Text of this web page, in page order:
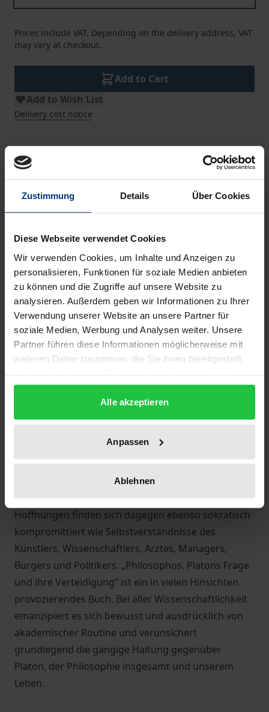
Zustimmung Details Über Cookies
Diese Webseite verwendet Cookies
Wir verwenden Cookies, um Inhalte und Anzeigen zu
personalisieren, Funktionen für soziale Medien anbieten
zu können und die Zugriffe auf unsere Website zu
analysieren. Außerdem geben wir Informationen zu Ihrer
Verwendung unserer Website an unsere Partner für
soziale Medien, Werbung und Analysen weiter. Unsere
Partner führen diese Informationen möglicherweise mit
weiteren Daten zusammen, die Sie ihnen bereitgestellt
gesammelt haben.
Alle akzeptieren
Anpassen
Ablehnen
Prices include VAT. Depending on the delivery address, VAT
may vary at checkout.
Add to Cart
Add to Wish List
Delivery cost notice
Description
Wie muss ich leben, damit mein Leben gelingt? Was
Universitätsphilosophie verweigert die Antwort.
Anders das antike Philosophieren: Es wirkt ganz aus
der Frage nach der richtigen Lebensform und
konzipiert ausgerechnet den Philosophen als
denjenigen Menschen, der erkennt, worin das
Gelingen des Lebens besteht, und imstande ist, ein
gelingendes Leben zu realisieren. In einer
detaillierten und umfassenden Interpretation zeigt
lernen können, die längst vergessene Frage nach
Charaktereigenschaften wie zusammenwirken
müssen, damit sich der Mensch zum philosophos
entfalten kann. Moralphilosophie im Gefolge Kants,
Erwartungen an eine Lebenstechnik und religiöse
Hoffnungen finden sich dagegen ebenso sokratisch
kompromittiert wie Selbstverständnisse des
Künstlers, Wissenschaftlers, Arztes, Managers,
Bürgers und Politikers. „Philosophos. Platons Frage
und ihre Verteidigung“ ist ein in vielen Hinsichten
provozierendes Buch. Bei aller Wissenschaftlichkeit
emanzipiert es sich bewusst und ausdrücklich von
akademischer Routine und verunsichert
grundlegend die gängige Haltung gegenüber
Platon, der Philosophie insgesamt und unserem
Leben.